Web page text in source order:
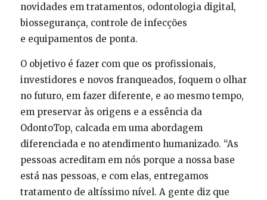
novidades em tratamentos, odontologia digital,
biossegurança, controle de infecções
e equipamentos de ponta.
O objetivo é fazer com que os profissionais,
investidores e novos franqueados, foquem o olhar
no futuro, em fazer diferente, e ao mesmo tempo,
em preservar às origens e a essência da
OdontoTop, calcada em uma abordagem
diferenciada e no atendimento humanizado. “As
pessoas acreditam em nós porque a nossa base
está nas pessoas, e com elas, entregamos
tratamento de altíssimo nível. A gente diz que